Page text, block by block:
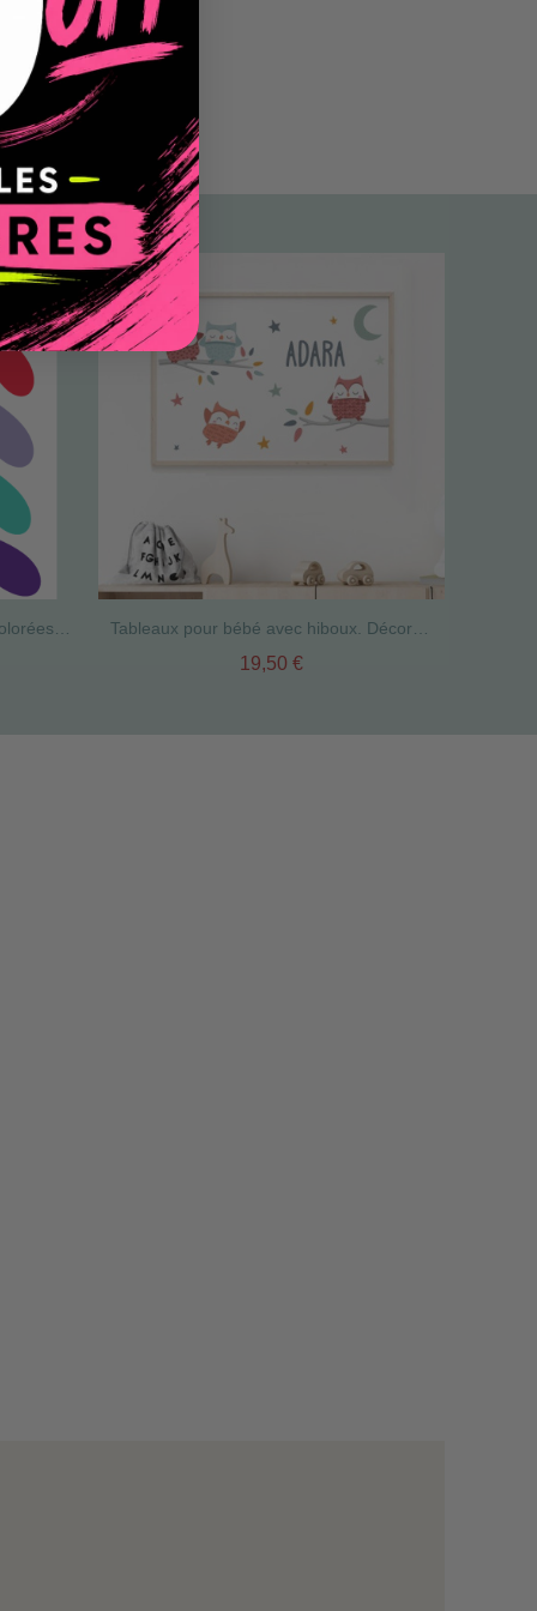
Pack supplémentaire - Feuilles colorées - Hiboux sur l'arbre Tableaux pour bébé avec hiboux. Décoration infantile personnalisée
19,50 €